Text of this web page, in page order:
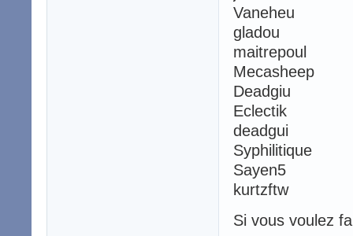
Vaneheu
gladou
maitrepoul
Mecasheep
Deadgiu
Eclectik
deadgui
Syphilitique
Sayen5
kurtzftw
Si vous voulez